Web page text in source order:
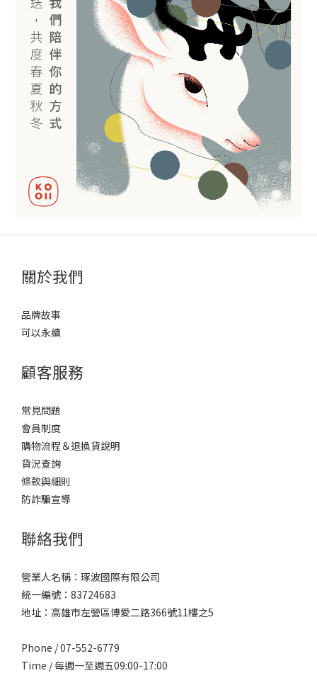
關於我們
品牌故事
可以永續
顧客服務
常見問題
會員制度
購物流程＆退換貨說明
貨況查詢
條款與細則
防詐騙宣導
聯絡我們
營業人名稱：琢波國際有限公司
統一編號：83724683
地址：高雄市左營區博愛二路366號11樓之5
Phone / 07-552-6779
Time / 每週一至週五09:00-17:00